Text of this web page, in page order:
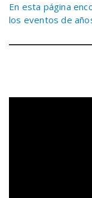
En esta página
los eventos de